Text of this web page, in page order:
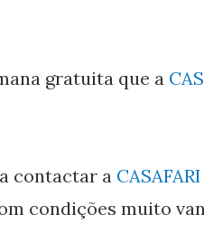
gratuita que a
contactar a CASAFARI
condições muito